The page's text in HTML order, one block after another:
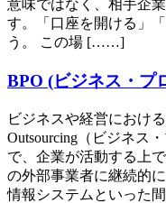
意味ではなく、相手企
す。「口座を開ける」
う。 この場 [……]
BPO (ビジネス・プ
ビジネスや経営における
Outsourcing（ビジネス
で、企業が活動する上
の外部事業者に継続的
情報システムといった